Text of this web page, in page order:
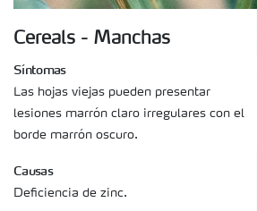
Cereals - Manchas
Síntomas
Las hojas viejas pueden presentar
lesiones marrón claro irregulares con el
borde marrón oscuro.
Causas
Deficiencia de zinc.